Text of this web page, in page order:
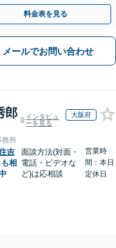
】
料金表を見る
メールでお問い合わせ
郎
インタビュ
ーを見る
大阪府
務所
吉
相
面談方法(対面・
電話・ビデオな
ど)は応相談
営業時
間：本日
定休日